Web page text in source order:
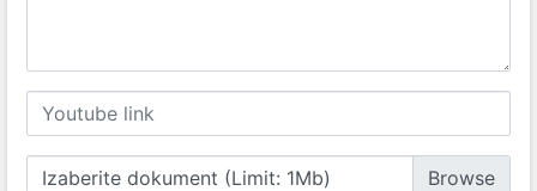
Izaberite dokument (Limit: 1Mb)